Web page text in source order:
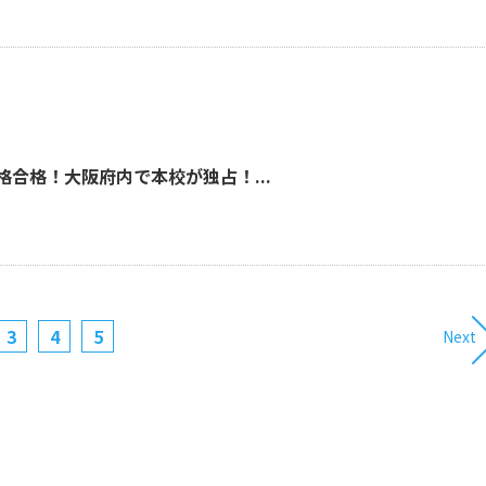
合格！大阪府内で本校が独占！...
3 4 5 Next